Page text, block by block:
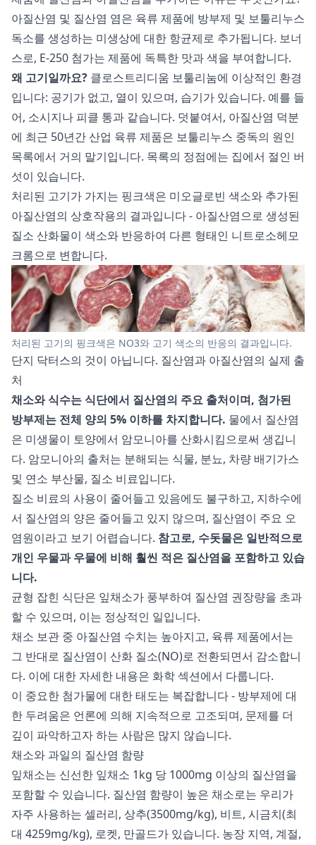
아질산염 및 질산염 염은 육류 제품에 방부제 및 보툴리누스
독소를 생성하는 미생상에 대한 항균제로 추가됩니다. 보너
스로, E-250 첨가는 제품에 독특한 맛과 색을 부여합니다.
왜 고기일까요? 클로스트리디움 보툴리눔에 이상적인 환경
입니다: 공기가 없고, 열이 있으며, 습기가 있습니다. 예를 들
어, 소시지나 피클 통과 같습니다. 덧붙여서, 아질산염 덕분
에 최근 50년간 산업 육류 제품은 보툴리누스 중독의 원인
목록에서 거의 말기입니다. 목록의 정점에는 집에서 절인 버
섯이 있습니다.
처리된 고기가 가지는 핑크색은 미오글로빈 색소와 추가된
아질산염의 상호작용의 결과입니다 - 아질산염으로 생성된
질소 산화물이 색소와 반응하여 다른 형태인 니트로소헤모
크롬으로 변합니다.
처리된 고기의 핑크색은 NO3와 고기 색소의 반응의 결과입니다.
단지 닥터스의 것이 아닙니다. 질산염과 아질산염의 실제 출
처
채소와 식수는 식단에서 질산염의 주요 출처이며, 첨가된
방부제는 전체 양의 5% 이하를 차지합니다. 물에서 질산염
은 미생물이 토양에서 암모니아를 산화시킴으로써 생깁니
다. 암모니아의 출처는 분해되는 식물, 분뇨, 차량 배기가스
및 연소 부산물, 질소 비료입니다.
질소 비료의 사용이 줄어들고 있음에도 불구하고, 지하수에
서 질산염의 양은 줄어들고 있지 않으며, 질산염이 주요 오
염원이라고 보기 어렵습니다. 참고로, 수돗물은 일반적으로
개인 우물과 우물에 비해 훨씬 적은 질산염을 포함하고 있습
니다.
균형 잡힌 식단은 잎채소가 풍부하여 질산염 권장량을 초과
할 수 있으며, 이는 정상적인 일입니다.
채소 보관 중 아질산염 수치는 높아지고, 육류 제품에서는
그 반대로 질산염이 산화 질소(NO)로 전환되면서 감소합니
다. 이에 대한 자세한 내용은 화학 섹션에서 다룹니다.
이 중요한 첨가물에 대한 태도는 복잡합니다 - 방부제에 대
한 두려움은 언론에 의해 지속적으로 고조되며, 문제를 더
깊이 파악하고자 하는 사람은 많지 않습니다.
채소와 과일의 질산염 함량
잎채소는 신선한 잎채소 1kg 당 1000mg 이상의 질산염을
포함할 수 있습니다. 질산염 함량이 높은 채소로는 우리가
자주 사용하는 셀러리, 상추(3500mg/kg), 비트, 시금치(최
대 4259mg/kg), 로켓, 만골드가 있습니다. 농장 지역, 계절,